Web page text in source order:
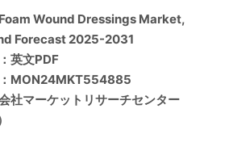
Wound Dressings Market,
Forecast 2025-2031
英文PDF
MON24MKT554885
社マーケットリサーチセンター